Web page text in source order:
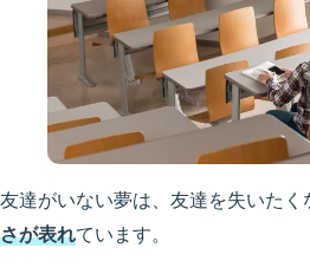
友達がいない夢は、友達を失いたく
さが表れています。